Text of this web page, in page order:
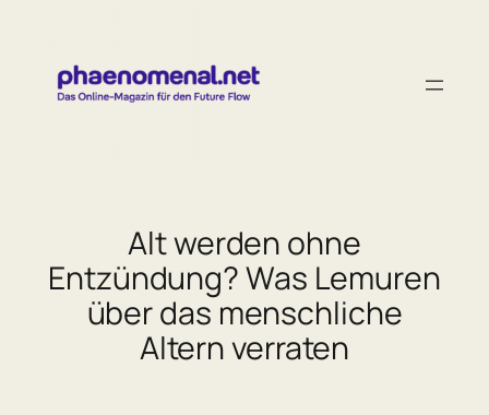
springen
Alt werden ohne
Entzündung? Was Lemuren
über das menschliche
Altern verraten